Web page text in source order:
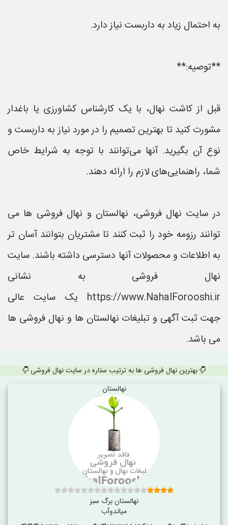
به احتمال زیاد به داربست نیاز دارد.
**توصیه:**
قبل از کاشت نهال، با یک کارشناس کشاورزی یا باغدار
مشورت کنید تا بهترین تصمیم را در مورد نیاز به داربست و
نوع آن بگیرید. آنها می‌توانند با توجه به شرایط خاص
شما، راهنمایی‌های لازم را ارائه دهند.
در سایت نهال فروشی، نهالستان و نهال فروشی ها می
توانند رزومه خود را ثبت کنند تا مشتریان بتوانند آسان تر
به اطلاعات و محصولات آنها دسترسی داشته باشند. سایت
نهال فروشی به نشانی
https://www.NahalForooshi.ir یک سایت عالی
جهت ثبت آگهی و تبلیغات نهالستان ها و نهال فروشی ها
می باشد.
بهترین نهال فروشی ها به ترتیب ستاره در سایت نهال فروشی
نهالستان
نهالستان برگ سبز
میاندوآب